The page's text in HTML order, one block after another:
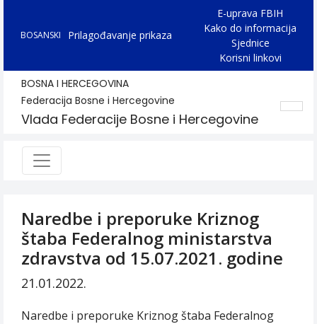
BOSANSKI Prilagođavanje prikaza
E-uprava FBIH
Kako do informacija
Sjednice
Korisni linkovi
BOSNA I HERCEGOVINA
Federacija Bosne i Hercegovine
Vlada Federacije Bosne i Hercegovine
Naredbe i preporuke Kriznog
štaba Federalnog ministarstva
zdravstva od 15.07.2021. godine
21.01.2022.
Naredbe i preporuke Kriznog štaba Federalnog